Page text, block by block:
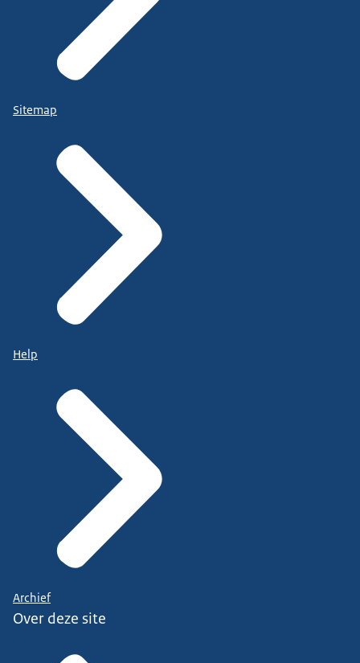
Sitemap
Help
Archief
Over deze site